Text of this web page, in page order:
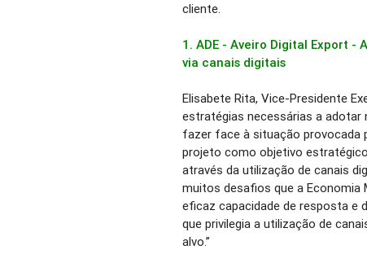
cliente.
1. ADE - Aveiro Digital Export -
via canais digitais
Elisabete Rita, Vice-Presidente
estratégias necessárias a adotar
fazer face à situação provocada
projeto como objetivo
através da utilização de canais
muitos desafios que a Economia
eficaz capacidade de resposta e
que privilegia a utilização de
alvo.”